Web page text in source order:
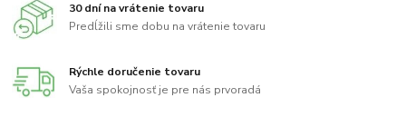
30 dní na vrátenie tovaru
Predĺžili sme dobu na vrátenie tovaru
Rýchle doručenie tovaru
Vaša spokojnosť je pre nás prvoradá